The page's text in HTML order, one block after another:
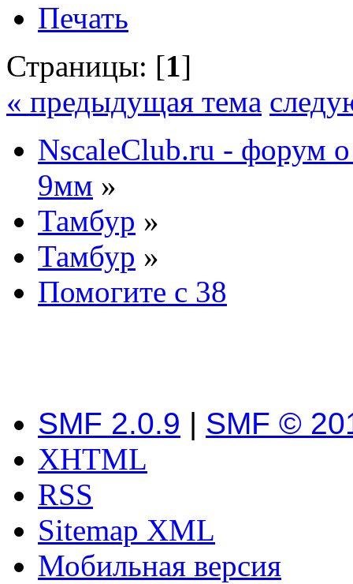
Печать
Страницы: [1]
« предыдущая тема
NscaleClub.ru - форум
9мм »
Тамбур »
Тамбур »
Помогите с 38
SMF 2.0.9 | SMF ©
XHTML
RSS
Sitemap XML
Мобильная версия